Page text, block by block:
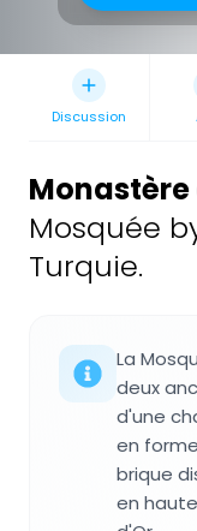
Discussion
Mosquée
Turquie.
La
deux
d'une
en
brique
en